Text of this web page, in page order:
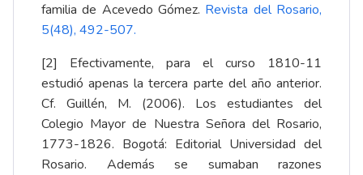
familia de Acevedo Gómez. Revista del Rosario,
5(48), 492-507.
[2] Efectivamente, para el curso 1810-11
estudió apenas la tercera parte del año anterior.
Cf. Guillén, M. (2006). Los estudiantes del
Colegio Mayor de Nuestra Señora del Rosario,
1773-1826. Bogotá: Editorial Universidad del
Rosario. Además se sumaban razones